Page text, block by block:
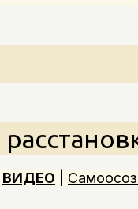
ВИДЕО